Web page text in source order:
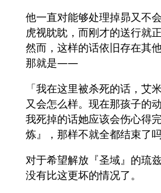
他一直对能够处理掉昴又不
虎视眈眈，而刚才的送行就
然而，这样的话依旧存在其
那就是——
「我在这里被杀死的话，艾
又会怎么样。现在那孩子的
我死掉的话她应该会伤心得
炼』，那样不就全都结束了吗
对于希望解放『圣域』的琉
没有比这更坏的情况了。